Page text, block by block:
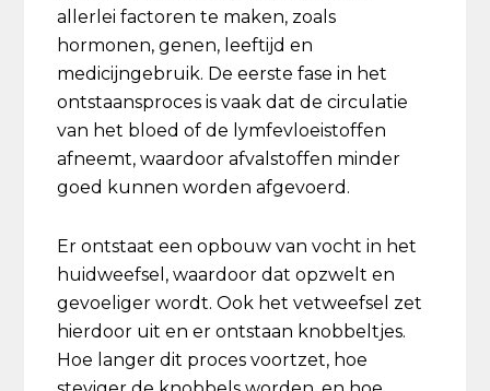
allerlei factoren te maken, zoals
hormonen, genen, leeftijd en
medicijngebruik. De eerste fase in het
ontstaansproces is vaak dat de circulatie
van het bloed of de lymfevloeistoffen
afneemt, waardoor afvalstoffen minder
goed kunnen worden afgevoerd.
Er ontstaat een opbouw van vocht in het
huidweefsel, waardoor dat opzwelt en
gevoeliger wordt. Ook het vetweefsel zet
hierdoor uit en er ontstaan knobbeltjes.
Hoe langer dit proces voortzet, hoe